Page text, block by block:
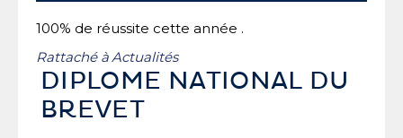
100% de réussite cette année .
Rattaché à Actualités
DIPLOME NATIONAL DU
BREVET